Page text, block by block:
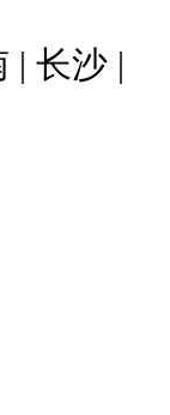
| 长沙 |